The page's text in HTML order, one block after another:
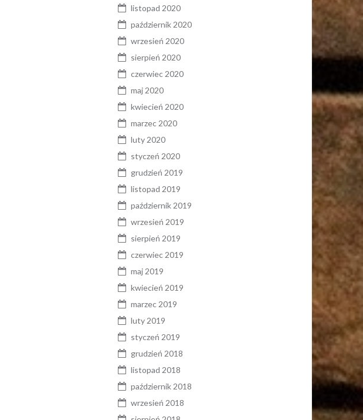
listopad 2020
październik 2020
wrzesień 2020
sierpień 2020
czerwiec 2020
maj 2020
kwiecień 2020
marzec 2020
luty 2020
styczeń 2020
grudzień 2019
listopad 2019
październik 2019
wrzesień 2019
sierpień 2019
czerwiec 2019
maj 2019
kwiecień 2019
marzec 2019
luty 2019
styczeń 2019
grudzień 2018
listopad 2018
październik 2018
wrzesień 2018